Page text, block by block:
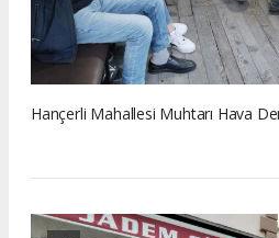
Hançerli Mahallesi Muhtarı Hava